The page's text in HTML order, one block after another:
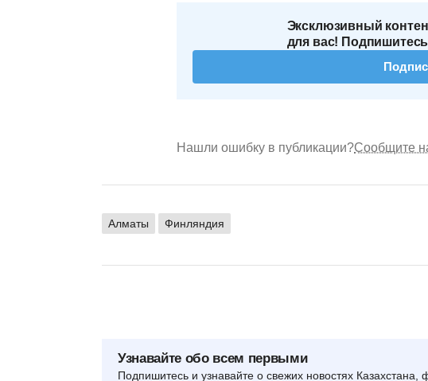
Эксклюзивный
для вас!
Нашли ошибку в публикации?Сообщите
Алматы Финляндия
Узнавайте обо всем первыми
Подпишитесь и узнавайте о свежих новостях Казахстана,